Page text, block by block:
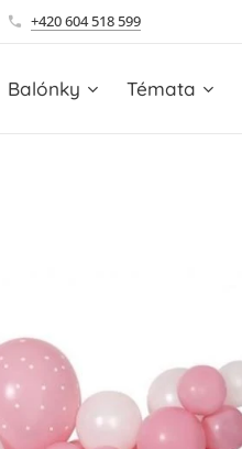
+420 604 518 599
Balónky Témata